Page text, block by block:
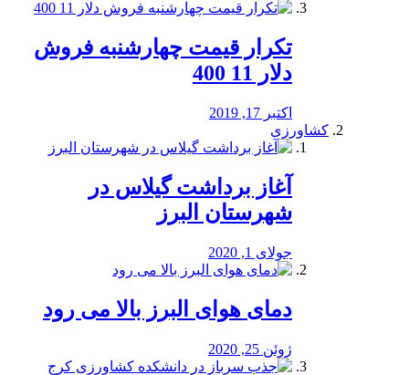
تکرار قیمت چهارشنبه فروش
دلار 11 400
اکتبر 17, 2019
کشاورزی
آغاز برداشت گیلاس در
شهرستان البرز
جولای 1, 2020
دمای هوای البرز بالا می رود
ژوئن 25, 2020